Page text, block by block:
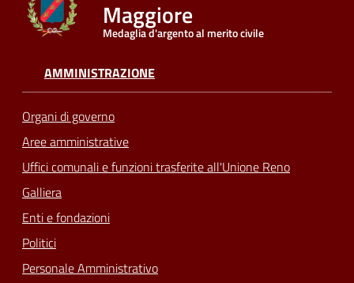
Seguici
Maggiore
Medaglia d'argento al merito civile
AMMINISTRAZIONE
Organi di governo
Aree amministrative
Uffici comunali e funzioni trasferite all'Unione Reno
Galliera
Enti e fondazioni
Politici
Personale Amministrativo